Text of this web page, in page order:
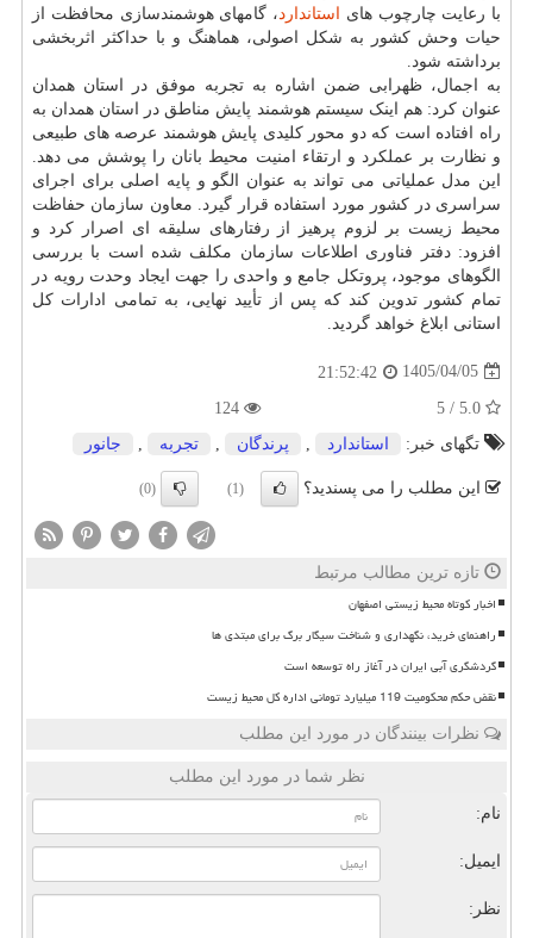
با رعایت چارچوب های
استاندارد، گامهای هوشمندسازی محافظت از
حیات وحش کشور به شکل اصولی، هماهنگ و با حداکثر اثربخشی
برداشته شود.
به اجمال، ظهرابی ضمن اشاره به تجربه موفق در استان همدان
عنوان کرد: هم اینک سیستم هوشمند پایش مناطق در استان همدان به
راه افتاده است که دو محور کلیدی پایش هوشمند عرصه های طبیعی
و نظارت بر عملکرد و ارتقاء امنیت محیط بانان را پوشش می دهد.
این مدل عملیاتی می تواند به عنوان الگو و پایه اصلی برای اجرای
سراسری در کشور مورد استفاده قرار گیرد. معاون سازمان حفاظت
محیط زیست بر لزوم پرهیز از رفتارهای سلیقه ای اصرار کرد و
افزود: دفتر فناوری اطلاعات سازمان مکلف شده است با بررسی
الگوهای موجود، پروتکل جامع و واحدی را جهت ایجاد وحدت رویه در
تمام کشور تدوین کند که پس از تأیید نهایی، به تمامی ادارات کل
استانی ابلاغ خواهد گردید.
1405/04/05
21:52:42
تگهای خبر:
استاندارد , پرندگان , تجربه , جانور
این مطلب را می پسندید؟ (1)
(0)
تازه ترین مطالب مرتبط
اخبار کوتاه محیط زیستی اصفهان
راهنمای خرید، نگهداری و شناخت سیگار برگ برای مبتدی ها
گردشگری آبی ایران در آغاز راه توسعه است
نقض حکم محکومیت 119 میلیارد تومانی اداره کل محیط زیست
نظرات بینندگان در مورد این مطلب
نظر شما در مورد این مطلب
نام:
ایمیل:
نظر: